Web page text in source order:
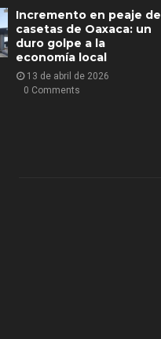
Incremento en peaje de
casetas de Oaxaca: un
duro golpe a la
economía local
13 de abril de 2026
0 Comments